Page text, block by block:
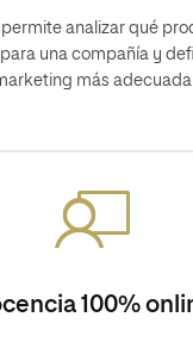
permite analizar qué
una compañía y
más
100%